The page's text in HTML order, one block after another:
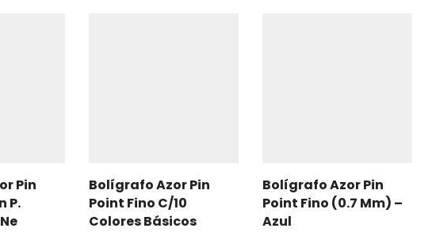
Pin
P.
Bolígrafo Azor Pin
Point Fino C/10
Colores Básicos
Bolígrafo Azor Pin
Point Fino (0.7 Mm) –
Azul